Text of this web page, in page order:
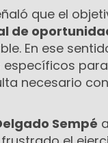
que el
de
En ese
necesario
Sempé